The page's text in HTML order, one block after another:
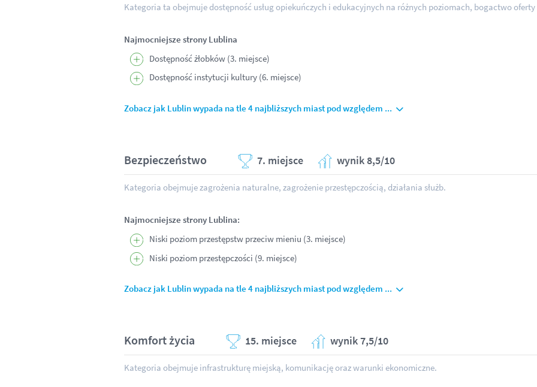
Kategoria ta obejmuje dostępność usług opiekuńczych i edukacyjnych na różnych poziomach, bogactwo
Najmocniejsze strony Lublina
Dostępność żłobków (3. miejsce)
Dostępność instytucji kultury (6. miejsce)
Zobacz jak Lublin wypada na tle 4 najbliższych miast pod względem ...
Bezpieczeństwo 7. miejsce wynik 8,5/10
Kategoria obejmuje zagrożenia naturalne, zagrożenie przestępczością, działania służb.
Najmocniejsze strony Lublina:
Niski poziom przestępstw przeciw mieniu (3. miejsce)
Niski poziom przestępczości (9. miejsce)
Zobacz jak Lublin wypada na tle 4 najbliższych miast pod względem ...
Komfort życia 15. miejsce wynik 7,5/10
Kategoria obejmuje infrastrukturę miejską, komunikację oraz warunki ekonomiczne.